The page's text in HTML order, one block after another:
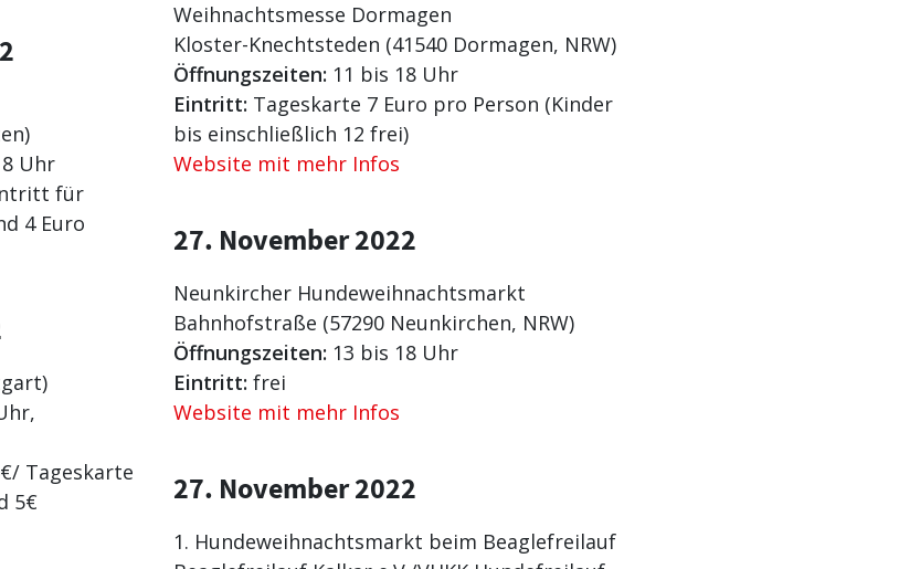
Uhr
für
4 Euro
Tageskarte
5€
Weihnachtsmesse Dormagen
Kloster-Knechtsteden (41540 Dormagen, NRW)
Öffnungszeiten: 11 bis 18 Uhr
Eintritt: Tageskarte 7 Euro pro Person (Kinder
bis einschließlich 12 frei)
Website mit mehr Infos
27. November 2022
Neunkircher Hundeweihnachtsmarkt
Bahnhofstraße (57290 Neunkirchen, NRW)
Öffnungszeiten: 13 bis 18 Uhr
Eintritt: frei
Website mit mehr Infos
27. November 2022
1. Hundeweihnachtsmarkt beim Beaglefreilauf